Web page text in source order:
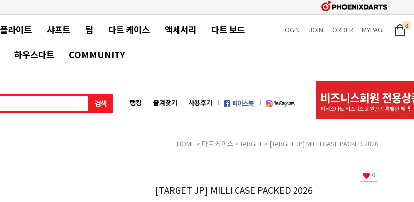
플라이트 샤프트 팁 다트 케이스 액세서리 다트 보드
하우스다트 COMMUNITY
LOGIN JOIN ORDER MYPAGE 0
랭킹 즐겨찾기 사용후기
HOME > 다트 케이스 > TARGET > [TARGET JP] MILLI CASE PACKED 2026
0
[TARGET JP] MILLI CASE PACKED 2026